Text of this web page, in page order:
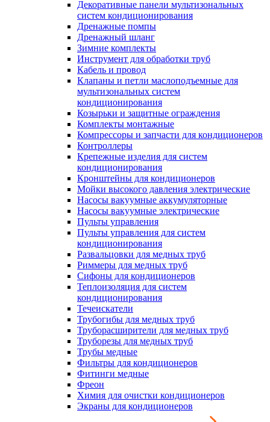
Декоративные панели мультизональных
систем кондиционирования
Дренажные помпы
Дренажный шланг
Зимние комплекты
Инструмент для обработки труб
Кабель и провод
Клапаны и петли маслоподъемные для
мультизональных систем
кондиционирования
Козырьки и защитные ограждения
Комплекты монтажные
Компрессоры и запчасти для кондиционеров
Контроллеры
Крепежные изделия для систем
кондиционирования
Кронштейны для кондиционеров
Мойки высокого давления электрические
Насосы вакуумные аккумуляторные
Насосы вакуумные электрические
Пульты управления
Пульты управления для систем
кондиционирования
Развальцовки для медных труб
Риммеры для медных труб
Сифоны для кондиционеров
Теплоизоляция для систем
кондиционирования
Течеискатели
Трубогибы для медных труб
Труборасширители для медных труб
Труборезы для медных труб
Трубы медные
Фильтры для кондиционеров
Фитинги медные
Фреон
Химия для очистки кондиционеров
Экраны для кондиционеров